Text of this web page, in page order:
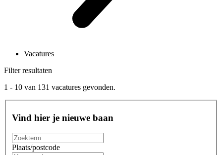
Vacatures
Filter resultaten
1 - 10 van 131 vacatures gevonden.
Vind hier je nieuwe baan
Plaats/postcode